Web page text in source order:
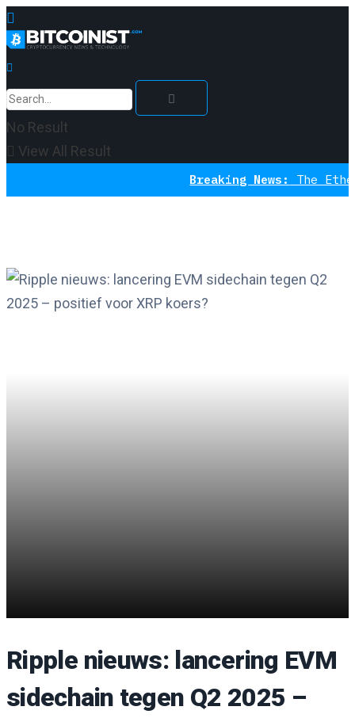
No Result
View All Result
Breaking News: The
Ripple nieuws: lancering EVM
sidechain tegen Q2 2025 –